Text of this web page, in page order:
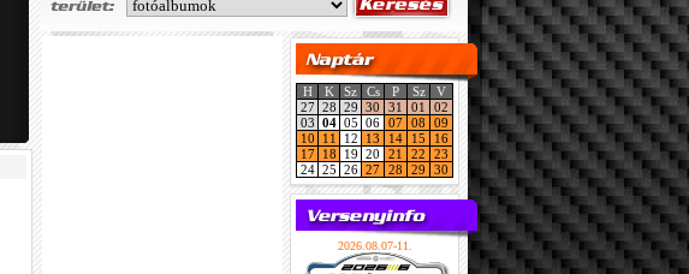
H K Sz Cs P Sz
V
27 28 29 30 31 01
02
03 04 05 06 07 08
09
10
11 12 13 14 15
16
17
18 19 20 21 22
23
24 25 26 27 28 29 30
2026.08.07-11.